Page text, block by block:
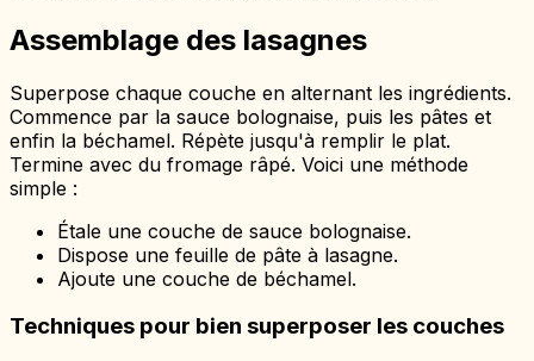
Assemblage des lasagnes
Superpose chaque couche en alternant les ingrédients.
Commence par la sauce bolognaise, puis les pâtes et
enfin la béchamel. Répète jusqu'à remplir le plat.
Termine avec du fromage râpé. Voici une méthode
simple :
Étale une couche de sauce bolognaise.
Dispose une feuille de pâte à lasagne.
Ajoute une couche de béchamel.
Techniques pour bien superposer les couches